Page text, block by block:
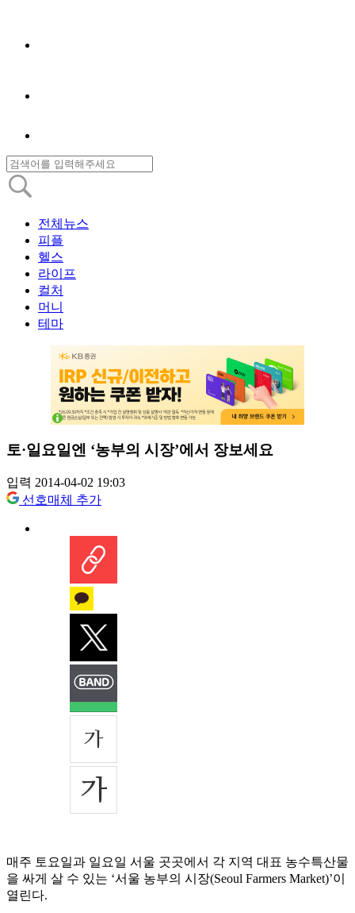
전체뉴스
피플
헬스
라이프
컬처
머니
테마
토·일요일엔 ‘농부의 시장’에서 장보세요
입력 2014-04-02 19:03
선호매체 추가
매주 토요일과 일요일 서울 곳곳에서 각 지역 대표 농수특산물
을 싸게 살 수 있는 ‘서울 농부의 시장(Seoul Farmers Market)’이
열린다.